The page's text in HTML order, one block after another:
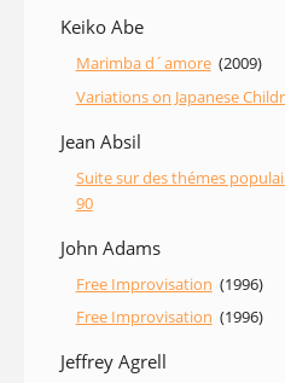
Keiko Abe
Marimba d´amore (2009)
Variations on Japanese
Jean Absil
Suite sur des thémes
90
John Adams
Free Improvisation (1996)
Free Improvisation (1996)
Jeffrey Agrell